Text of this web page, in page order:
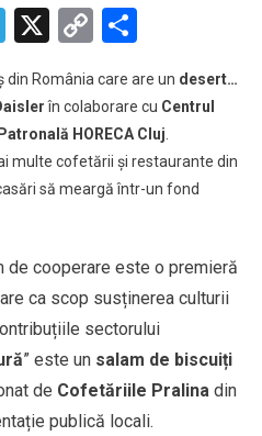
din
România
cu
un
desert
cultura
Telegram
X Copy
din România care are un desert…
în colaborare cu Centrul
HORECA Cluj.
multe cofetării și restaurante din
să meargă într-un fond
de cooperare este o premieră
ca scop susținerea culturii
sectorului
” este un salam de biscuiți
de Cofetăriile Pralinadin
publică locali.